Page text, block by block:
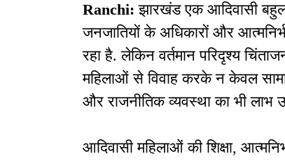
Ranchi:झारखंड एक आदिवासी
जनजातियों के अधिकारों और
रहा है. लेकिन वर्तमान परिदृश्य
महिलाओं से विवाह करके न केवल
और राजनीतिक व्यवस्था का भी लाभ
आदिवासी महिलाओं की शिक्षा,